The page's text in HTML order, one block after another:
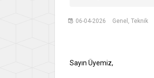
06-04-2026 Genel, Teknik
Sayın Üyemiz,